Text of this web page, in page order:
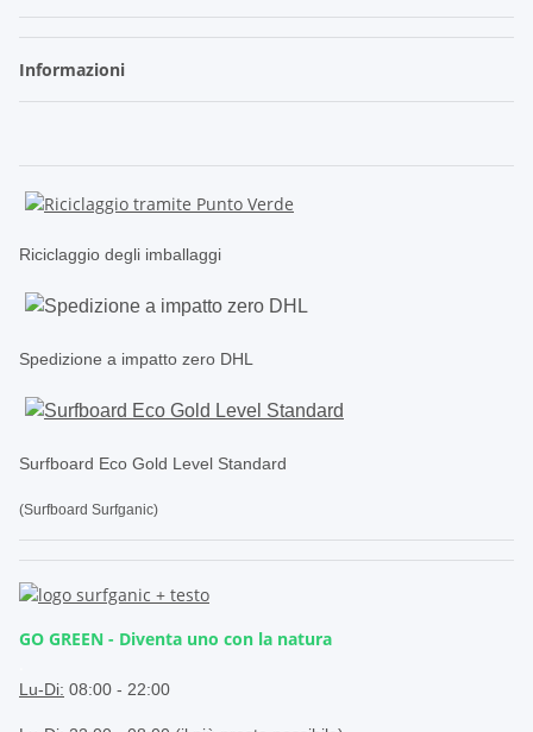
Informazioni
Riciclaggio degli imballaggi
Spedizione a impatto zero DHL
Surfboard Eco Gold Level Standard
(Surfboard Surfganic)
GO GREEN - Diventa uno con la natura
Lu-Di: 08:00 - 22:00